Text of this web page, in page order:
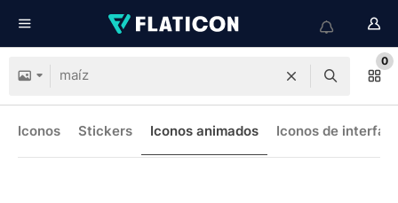
0
Iconos Stickers Iconos animados Iconos de interfaz